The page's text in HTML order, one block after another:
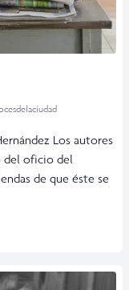
Los autores
del oficio del
de que éste se